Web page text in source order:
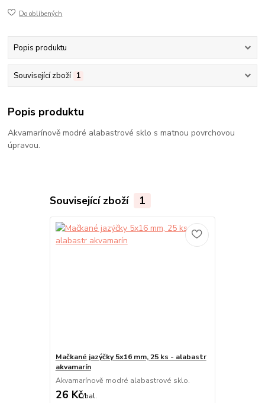
Do oblíbených
Popis produktu
Související zboží 1
Popis produktu
Akvamarínově modré alabastrové sklo s matnou povrchovou
úpravou.
Související zboží 1
Mačkané jazýčky 5x16 mm, 25 ks - alabastr
akvamarín
Akvamarínově modré alabastrové sklo.
26 Kč/bal.